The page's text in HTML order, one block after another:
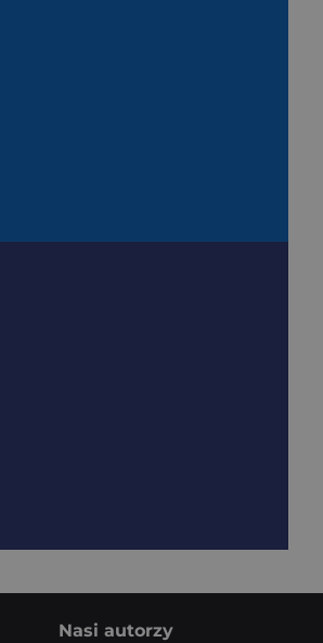
Nasi autorzy